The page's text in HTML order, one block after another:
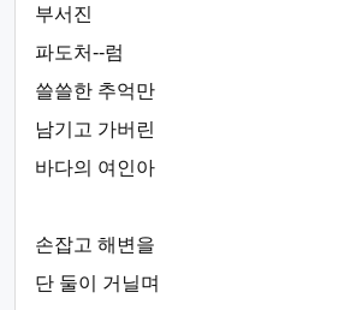
부서진
파도처--럼
쓸쓸한 추억만
남기고 가버린
바다의 여인아
손잡고 해변을
단 둘이 거닐며